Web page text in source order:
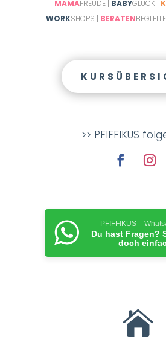
MAMAFREUDE | BABYGLÜCK |
WORKSHOPS | BERATEN
>> PFIFFIKUS
PFIFFIKUS –
Du hast Fragen?
doch
